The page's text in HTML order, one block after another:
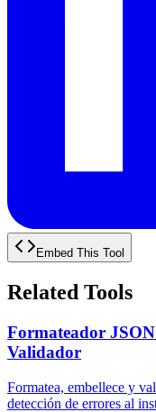
Embed This Tool
Related Tools
Formateador
Validador
Formatea, embellece y
detección de errores al